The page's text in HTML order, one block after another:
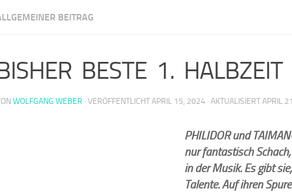
Illingen
BEITRAG
BESTE 1. HALBZEIT
WOLFGANG WEBER · VERÖFFENTLICHTAPRIL 15, 2024 · AKTUALISIERTAPRIL
PHILIDOR und
nur fantastisch
in der Musik. Es gibt
Talente. Auf ihren